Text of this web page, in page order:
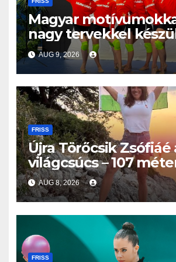
Magyar
nagy tervekkel
világbajnokságra az
kéziszercsapat
AUG 9, 2026
FRISS
Újra Törőcsik Zsófiáé
világcsúcs – 107
merült Lastovón
AUG 8, 2026
FRISS